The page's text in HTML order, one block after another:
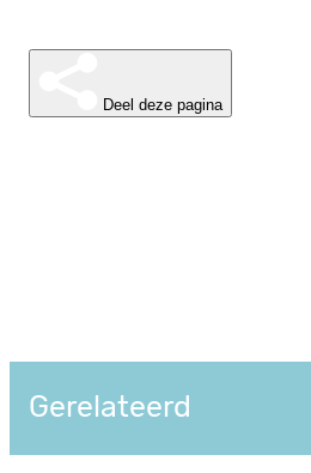
Deel deze pagina
Gerelateerd